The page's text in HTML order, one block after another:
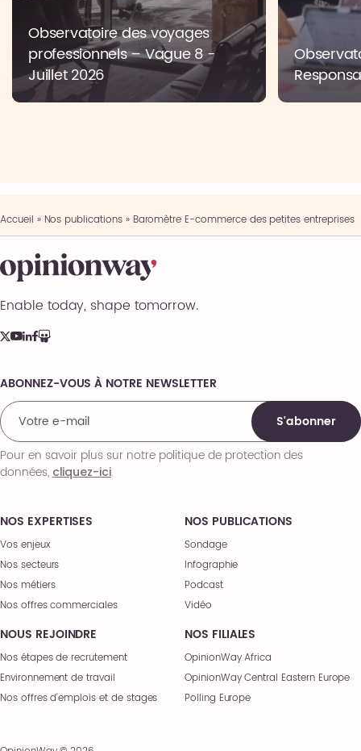
Observatoire des voyages
professionnels – Vague 8 -
Juillet 2026
Accueil » Nos publications» Baromètre E-commerce des petites entreprises
Enable today, shape tomorrow.
NOS EXPERTISES
Vos enjeux
Nos secteurs
Nos métiers
Nos offres commerciales
NOS PUBLICATIONS
Sondage
Infographie
Podcast
Vidéo
NOUS REJOINDRE
Nos étapes de recrutement
Environnement de travail
Nos offres d’emplois et de stages
NOS FILIALES
OpinionWay Africa
OpinionWay Central Eastern Europe
Polling Europe
Comments
ABONNEZ-VOUS À NOTRE NEWSLETTER
S'abonner
Pour en savoir plus sur notre politique de protection des
données,cliquez-ici.